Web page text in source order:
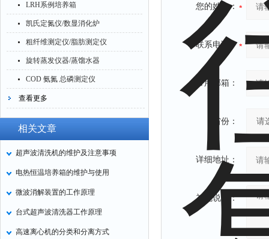
LRH系例培养箱
凯氏定氮仪/数显消化炉
粗纤维测定仪/脂肪测定仪
旋转蒸发仪器/蒸馏水器
COD 氨氮 总磷测定仪
查看更多
相关文章
超声波清洗机的维护及注意事项
电热恒温培养箱的维护与使用
微波消解装置的工作原理
台式超声波清洗器工作原理
高速离心机的分类和分离方式
您的姓名：
联系电话：
常用邮箱：
省份：
详细地址：
补充说明：